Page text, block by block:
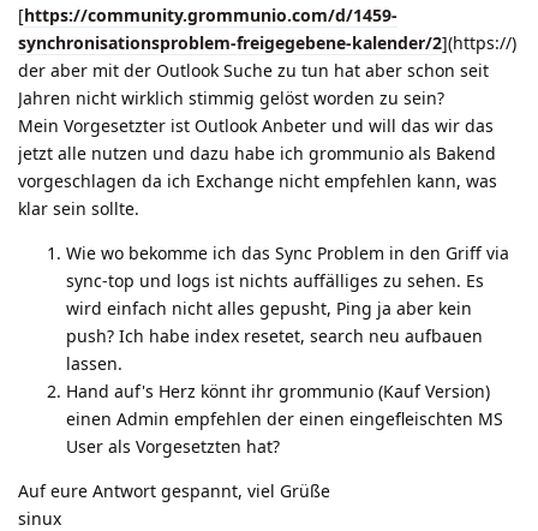
[https://community.grommunio.com/d/1459-
synchronisationsproblem-freigegebene-kalender/2](https://)
der aber mit der Outlook Suche zu tun hat aber schon seit
Jahren nicht wirklich stimmig gelöst worden zu sein?
Mein Vorgesetzter ist Outlook Anbeter und will das wir das
jetzt alle nutzen und dazu habe ich grommunio als Bakend
vorgeschlagen da ich Exchange nicht empfehlen kann, was
klar sein sollte.
Wie wo bekomme ich das Sync Problem in den Griff via
sync-top und logs ist nichts auffälliges zu sehen. Es
wird einfach nicht alles gepusht, Ping ja aber kein
push? Ich habe index resetet, search neu aufbauen
lassen.
Hand auf's Herz könnt ihr grommunio (Kauf Version)
einen Admin empfehlen der einen eingefleischten MS
User als Vorgesetzten hat?
Auf eure Antwort gespannt, viel Grüße
sinux